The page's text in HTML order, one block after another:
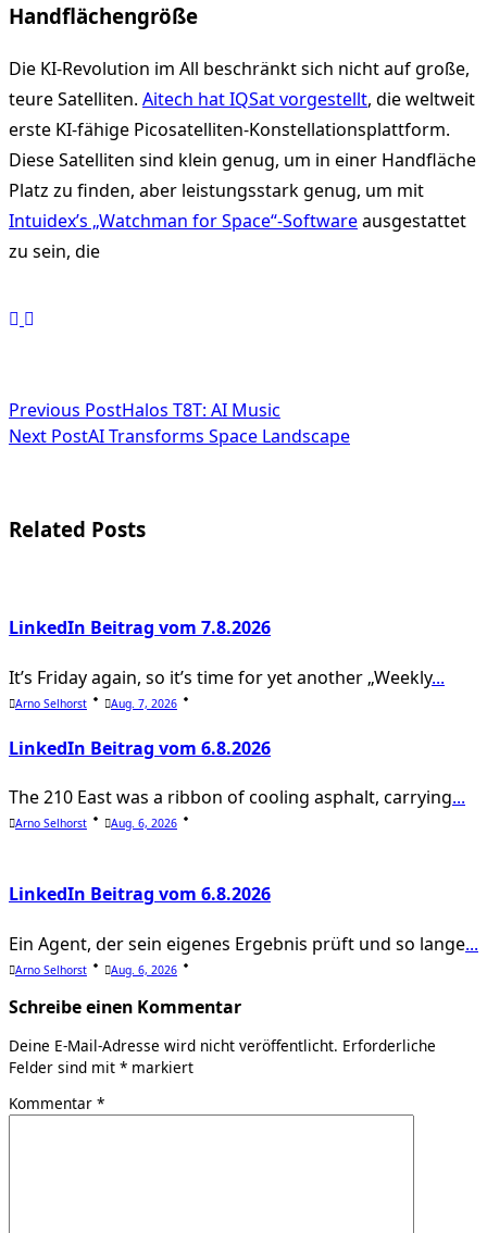
Handflächengröße
Die KI-Revolution im All beschränkt sich nicht auf große,
teure Satelliten. Aitech hat IQSat vorgestellt, die weltweit
erste KI-fähige Picosatelliten-Konstellationsplattform.
Diese Satelliten sind klein genug, um in einer Handfläche
Platz zu finden, aber leistungsstark genug, um mit
Intuidex’s „Watchman for Space“-Softwareausgestattet
zu sein, die
<span
class="nav-
screen-
Previous PostHalos T8T: AI Music
Next PostAI Transforms Space Landscape
Related Posts
LinkedIn Beitrag vom 7.8.2026
It’s Friday again, so it’s time for yet another „Weekly...
Arno Selhorst Aug. 7, 2026
LinkedIn Beitrag vom 6.8.2026
The 210 East was a ribbon of cooling asphalt, carrying...
Arno Selhorst Aug. 6, 2026
LinkedIn Beitrag vom 6.8.2026
Ein Agent, der sein eigenes Ergebnis prüft und so lange...
Arno Selhorst Aug. 6, 2026
Schreibe einen Kommentar
Deine E-Mail-Adresse wird nicht veröffentlicht. Erforderliche
Felder sind mit * markiert
Kommentar *